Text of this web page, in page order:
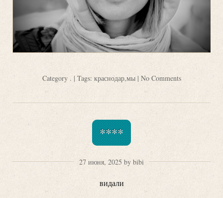
Category . | Tags: краснодар,мы| No Comments
****
27 июня, 2025 by bibi
видали